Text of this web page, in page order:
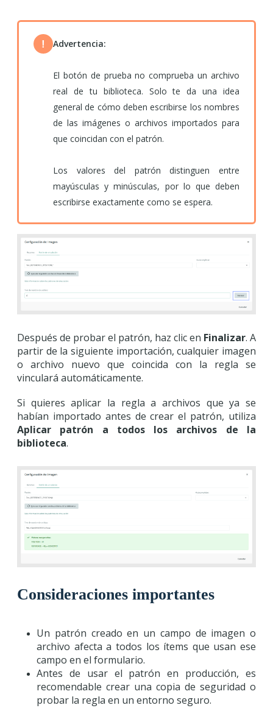
! Advertencia:
El botón de prueba no comprueba un archivo
real de tu biblioteca. Solo te da una idea
general de cómo deben escribirse los nombres
de las imágenes o archivos importados para
que coincidan con el patrón.
Los valores del patrón distinguen entre
mayúsculas y minúsculas, por lo que deben
escribirse exactamente como se espera.
Después de probar el patrón, haz clic en Finalizar. A
partir de la siguiente importación, cualquier imagen
o archivo nuevo que coincida con la regla se
vinculará automáticamente.
Si quieres aplicar la regla a archivos que ya se
habían importado antes de crear el patrón, utiliza
Aplicar patrón a todos los archivos de la
biblioteca.
Consideraciones importantes
Un patrón creado en un campo de imagen o
archivo afecta a todos los ítems que usan ese
campo en el formulario.
Antes de usar el patrón en producción, es
recomendable crear una copia de seguridad o
probar la regla en un entorno seguro.